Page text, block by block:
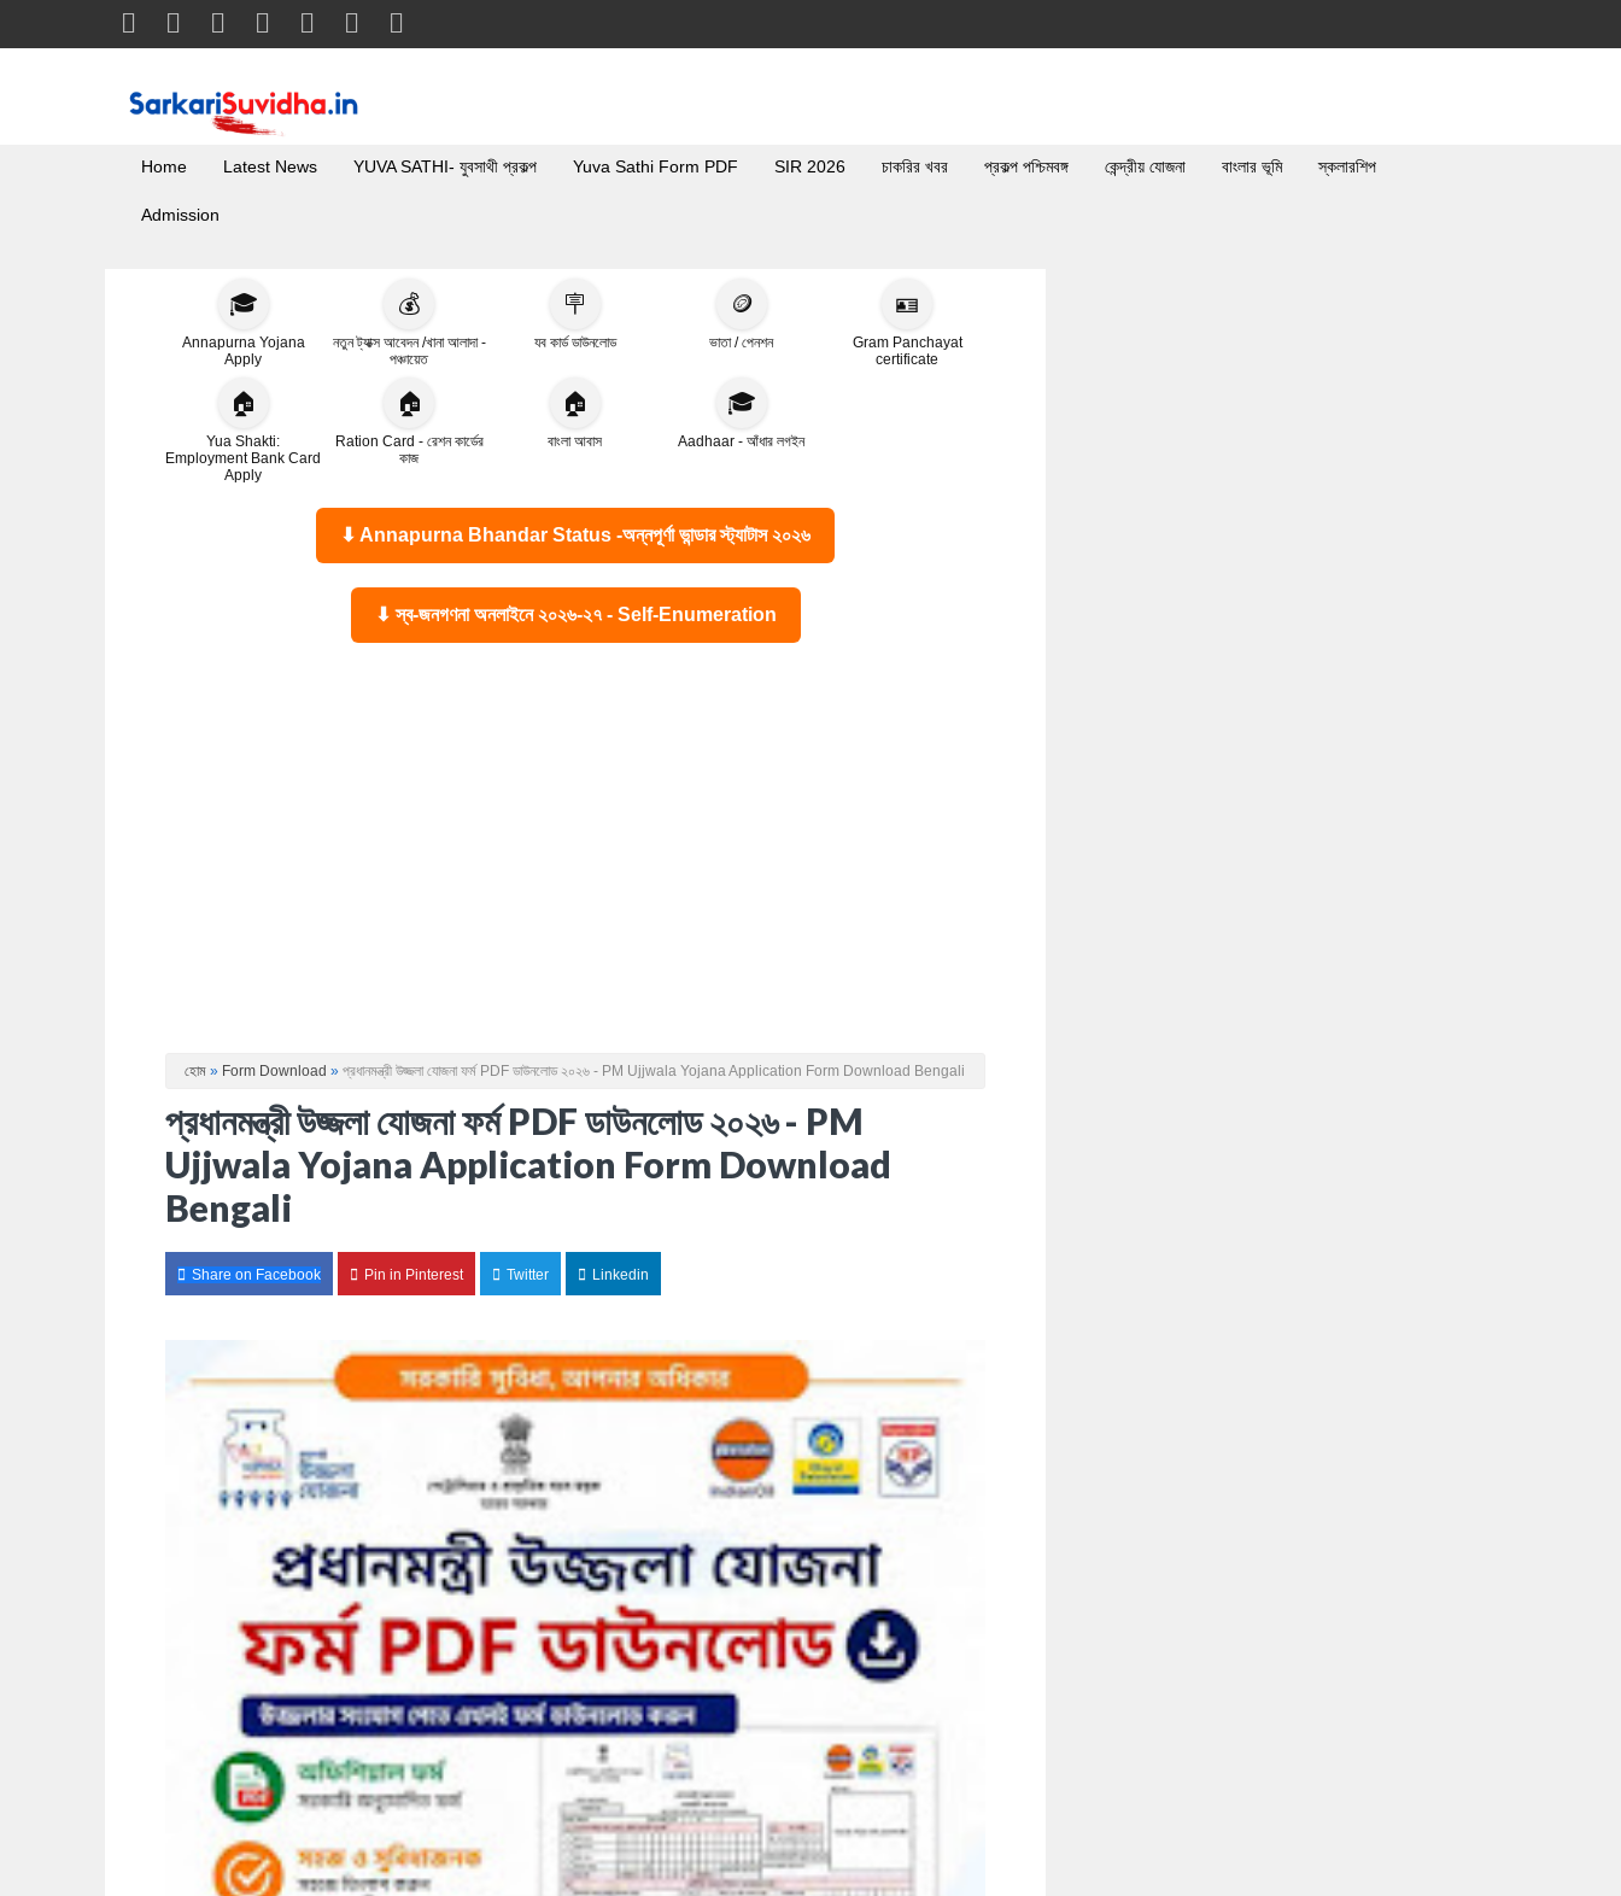
Home Latest News YUVA SATHI- যুবসাথী প্রকল্প Yuva Sathi Form PDF SIR 2026 চাকরির খবর প্রকল্প পশ্চিমবঙ্গ কেন্দ্রীয় যোজনা বাংলার ভূমি স্কলারশিপ
Admission
🎓
Annapurna Yojana
Apply
💰
নতুন ট্যাক্স আবেদন /খানা আলাদা -
পঞ্চায়েত
🪧
যব কার্ড ডাউনলোড
🪙
ভাতা / পেনশন
🪪
Gram Panchayat
certificate
🏠
Yua Shakti:
Employment Bank Card
Apply
🏠
Ration Card - রেশন কার্ডের
কাজ
🏠
বাংলা আবাস
🎓
Aadhaar - আঁধার লগইন
⬇ Annapurna Bhandar Status -অন্নপূর্ণা ভান্ডার স্ট্যাটাস ২০২৬
⬇ স্ব-জনগণনা অনলাইনে ২০২৬-২৭ - Self-Enumeration
হোম » Form Download » প্রধানমন্ত্রী উজ্জলা যোজনা ফর্ম PDF ডাউনলোড ২০২৬ - PM Ujjwala Yojana Application Form Download Bengali
প্রধানমন্ত্রী উজ্জলা যোজনা ফর্ম PDF ডাউনলোড ২০২৬ - PM
Ujjwala Yojana Application Form Download
Bengali
Share on Facebook Pin in Pinterest Twitter Linkedin